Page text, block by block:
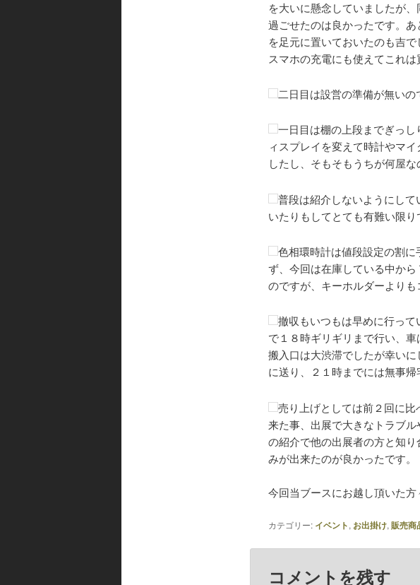
を大いに懸念していましたが
過ごせたのは良かったです。あ
を足元に置いておいたのも吉
スマホの充電にも使えてこれは
二日目は設営の準備が無いの
一日目は棚の上段までぎっ
ィスプレイを変えて時計やマ
したし、そもそもうちが何屋
普段は紹介しないようにし
いたりもしてとても有難い限り
色相環時計は値段設定の割
ず、今回は在庫している中か
のですが、キーホルダーよりも
撤収もいつもは早めに行っ
で１８時ギリギリまで行い、
搬入口は大渋滞でしたが幸い
に送り、２１時までには無事帰
売り上げとしては前２回に
来た事、出展で大きなトラブ
の紹介で他の出展者の方と知
みが出来たのが良かったです。
今回当ブースにお越し頂いた
カテゴリー: イベント, お出掛け, 販売商
コメントを残す